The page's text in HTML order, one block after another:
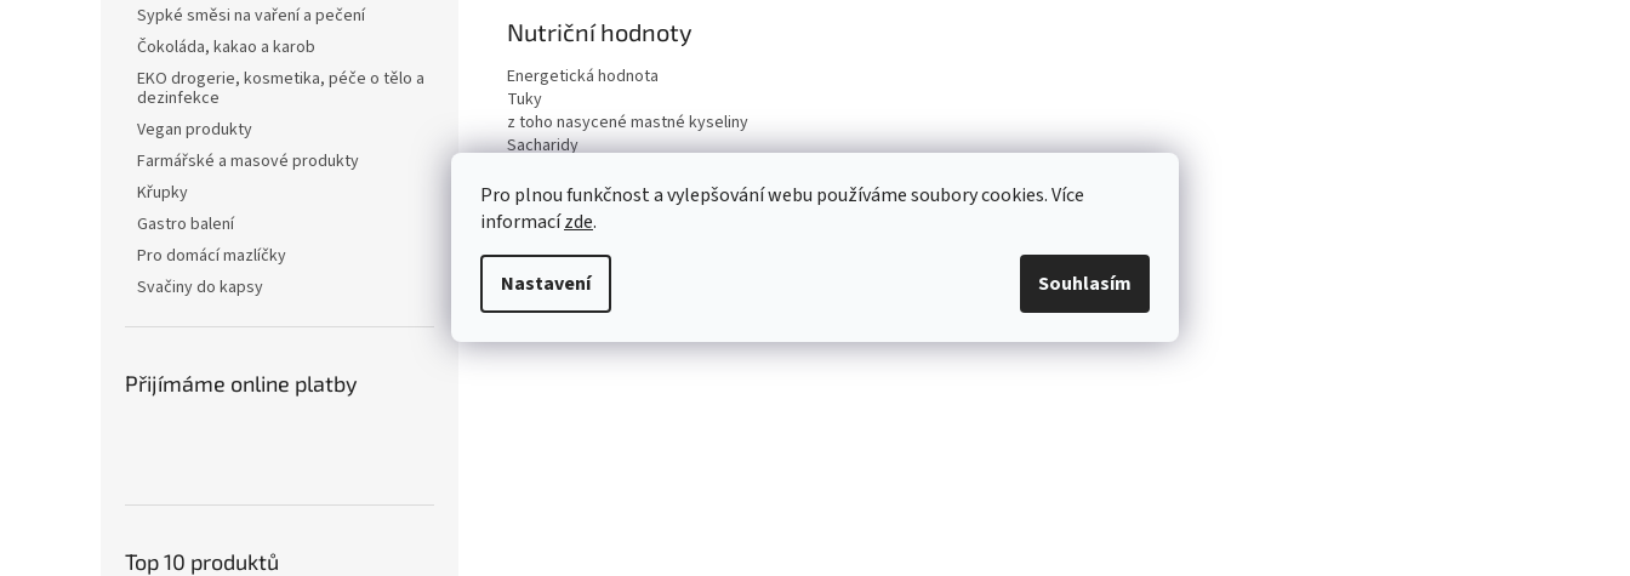
Pro plnou funkčnost a vylepšování webu používáme soubory cookies. Více
informacízde.
Nastavení Souhlasím
Sypké směsi na vaření a pečení
Čokoláda, kakao a karob
EKO drogerie, kosmetika, péče o tělo a
dezinfekce
Vegan produkty
Farmářské a masové produkty
Křupky
Gastro balení
Pro domácí mazlíčky
Svačiny do kapsy
Přijímáme online platby
Top 10 produktů
Nutriční hodnoty
Energetická hodnota
Tuky
z toho nasycené mastné kyseliny
Sacharidy
Vláknina
Bílkoviny